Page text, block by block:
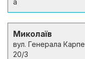
Миколаїв
вул. Генерала
20/3